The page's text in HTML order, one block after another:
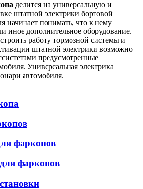
делится на универсальную и
штатной электрики бортовой
начинает понимать, что к нему
иное дополнительное оборудование.
работу тормозной системы и
штатной электрики возможно
предусмотренные
Универсальная электрика
автомобиля.
фаркопов
фаркопов